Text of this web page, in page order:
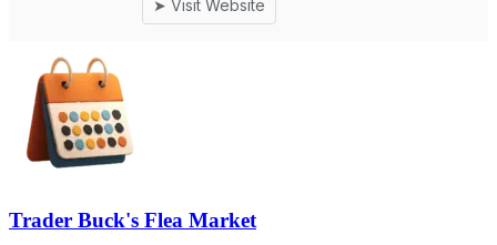
Trader Buck's Flea Market